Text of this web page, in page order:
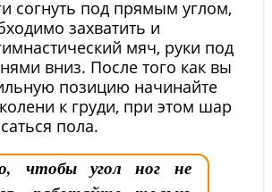
согнуть под прямым углом,
захватить и
мяч, руки под
вниз. После того как вы
позицию начинайте
к груди, при этом шар
пола.
чтобы угол ног не